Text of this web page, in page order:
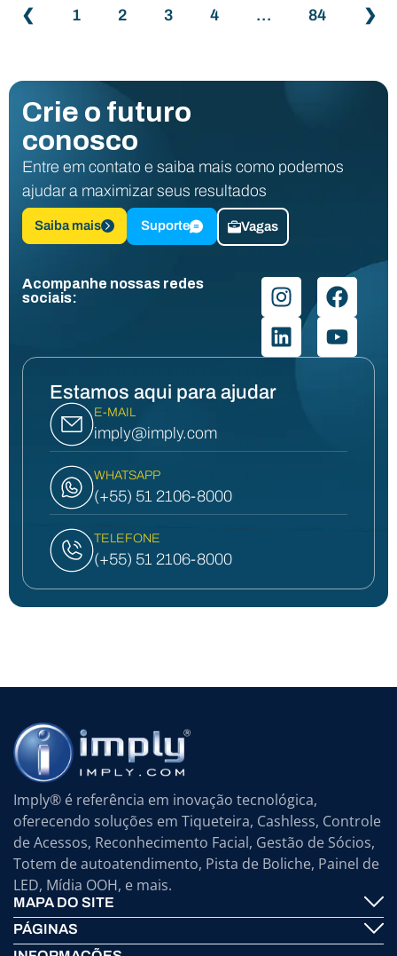
❮ 1 2 3 4 … 84 ❯
Crie o futuro
conosco
Entre em contato e saiba mais como podemos
ajudar a maximizar seus resultados
Saiba mais Suporte Vagas
Acompanhe nossas redes
sociais:
Estamos aqui para ajudar
E-MAIL
imply@imply.com
WHATSAPP
(+55) 51 2106-8000
TELEFONE
(+55) 51 2106-8000
Imply® é referência em inovação tecnológica,
oferecendo soluções em Tiqueteira, Cashless, Controle
de Acessos, Reconhecimento Facial, Gestão de Sócios,
Totem de autoatendimento, Pista de Boliche, Painel de
LED, Mídia OOH, e mais.
MAPA DO SITE
Imply® Tecnologia
PÁGINAS